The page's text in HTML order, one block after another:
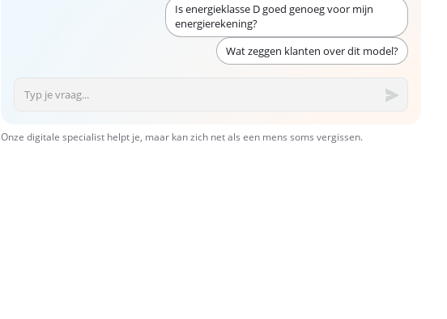
Is energieklasse D goed genoeg voor mijn
energierekening?
Wat zeggen klanten over dit model?
Onze digitale specialist helpt je, maar kan zich net als een mens soms vergissen.